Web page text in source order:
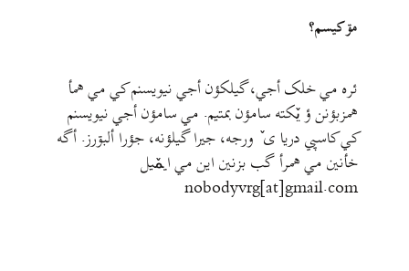
مۊ کيسم؟
ئره مي خلک أجي، گيلکؤن أجي نيويسنم کي مي همأ
همزبؤنن ؤ يٚکته سامؤن بمتيم. مي سامؤن أجي نيويسنم
کي کاسپي دريا ی ٚ ورجه، جيرا گيلؤنه، جؤرا ألبۊرز. أگه
خأنين مي همرأ گب بزنين اين مي ايمٚیل‌ ‌
nobodyvrg[at]gmail.com